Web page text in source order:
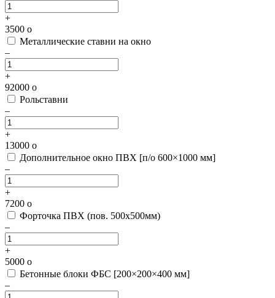
+
3500 o
Металлические ставни на окно
–
+
92000 o
Рольставни
–
+
13000 o
Дополнительное окно ПВХ [п/о 600×1000 мм]
–
+
7200 o
Форточка ПВХ (пов. 500х500мм)
–
+
5000 o
Бетонные блоки ФБС [200×200×400 мм]
–